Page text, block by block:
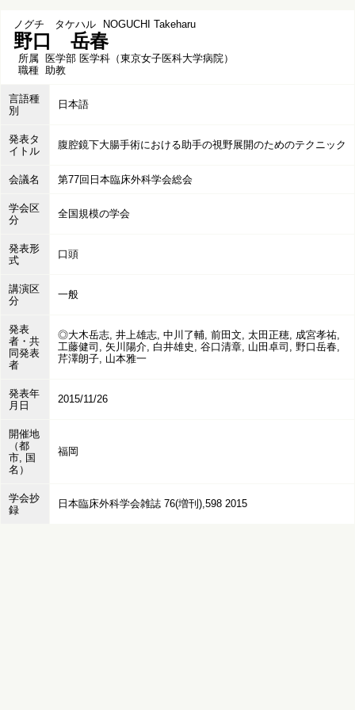
ノグチ タケハル NOGUCHI Takeharu
野口 岳春
所属 医学部 医学科（東京女子医科大学病院）
職種 助教
言語種
別
日本語
発表タ
イトル
腹腔鏡下大腸手術における助手の視野展開のためのテクニック
会議名 第77回日本臨床外科学会総会
学会区
分
全国規模の学会
発表形
式
口頭
講演区
分
一般
発表
者・共
同発表
者
◎大木岳志, 井上雄志, 中川了輔, 前田文, 太田正穂, 成宮孝祐,
工藤健司, 矢川陽介, 白井雄史, 谷口清章, 山田卓司, 野口岳春,
芹澤朗子, 山本雅一
発表年
月日
2015/11/26
開催地
（都
市, 国
名）
福岡
学会抄
録
日本臨床外科学会雑誌 76(増刊),598 2015